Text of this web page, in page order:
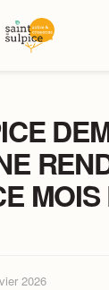
MOIS
2026